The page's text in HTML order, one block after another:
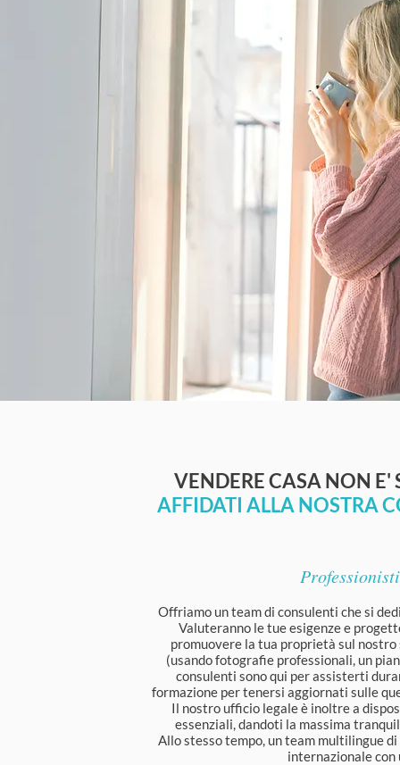
VENDERE CASA NON E'
AFFIDATI ALLA NOSTRA
Offriamo un team di consulenti che si
Valuteranno le tue esigenze e
promuovere la tua proprietà sul
(usando fotografie professionali, un
consulenti sono qui per assisterti
formazione per tenersi aggiornati sulle
Il nostro ufficio legale è inoltre a
essenziali, dandoti la massima
Allo stesso tempo, un team multilingue
internazionale